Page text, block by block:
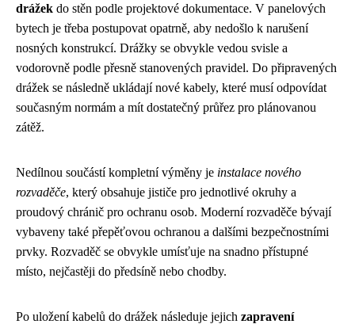
drážek do stěn podle projektové dokumentace. V panelových
bytech je třeba postupovat opatrně, aby nedošlo k narušení
nosných konstrukcí. Drážky se obvykle vedou svisle a
vodorovně podle přesně stanovených pravidel. Do připravených
drážek se následně ukládají nové kabely, které musí odpovídat
současným normám a mít dostatečný průřez pro plánovanou
zátěž.
Nedílnou součástí kompletní výměny je instalace nového
rozvaděče, který obsahuje jističe pro jednotlivé okruhy a
proudový chránič pro ochranu osob. Moderní rozvaděče bývají
vybaveny také přepěťovou ochranou a dalšími bezpečnostními
prvky. Rozvaděč se obvykle umísťuje na snadno přístupné
místo, nejčastěji do předsíně nebo chodby.
Po uložení kabelů do drážek následuje jejich zapravení